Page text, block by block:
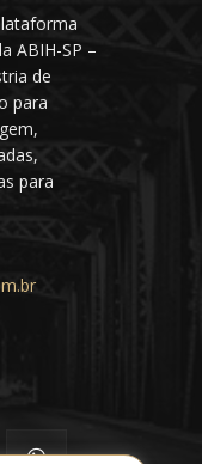
ABIH-SP –
de
para
para